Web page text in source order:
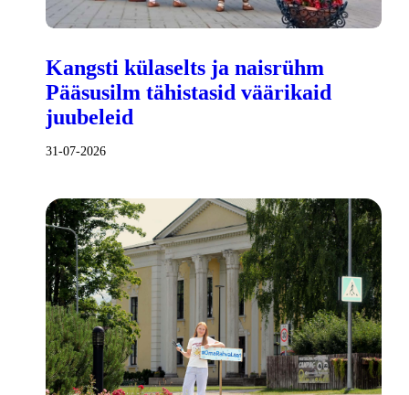
Kangsti külaselts ja naisrühm
Pääsusilm tähistasid väärikaid
juubeleid
31-07-2026